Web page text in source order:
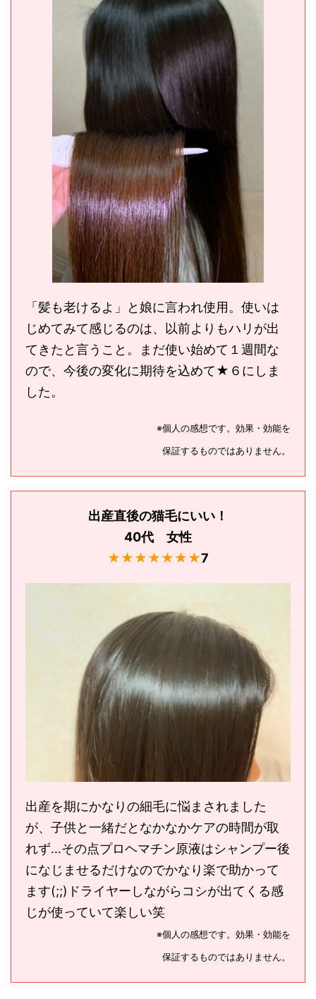
「髪も老けるよ」と娘に言われ使用。使いは
じめてみて感じるのは、以前よりもハリが出
てきたと言うこと。まだ使い始めて１週間な
ので、今後の変化に期待を込めて★６にしま
した。
※個人の感想です。効果・効能を
保証するものではありません。
出産直後の猫毛にいい！
40代 女性
★★★★★★★7
出産を期にかなりの細毛に悩まされました
が、子供と一緒だとなかなかケアの時間が取
れず…その点プロヘマチン原液はシャンプー後
になじませるだけなのでかなり楽で助かって
ます(;;)ドライヤーしながらコシが出てくる感
じが使っていて楽しい笑
※個人の感想です。効果・効能を
保証するものではありません。